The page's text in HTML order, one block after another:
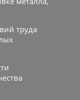
труда